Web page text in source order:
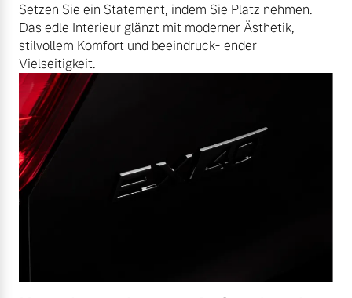
Setzen Sie ein Statement, indem Sie Platz nehmen.
Das edle Interieur glänzt mit moderner Ästhetik,
stilvollem Komfort und beeindruck- ender
Vielseitigkeit.